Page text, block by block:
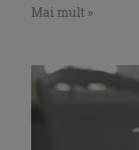
Mai mult »